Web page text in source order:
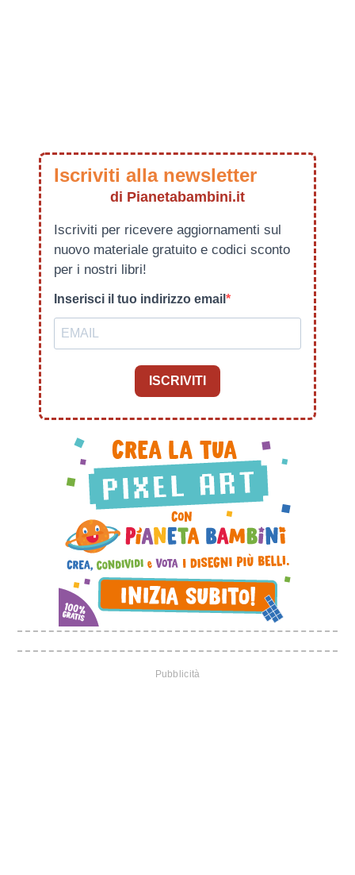
Iscriviti alla newsletter
di Pianetabambini.it
Iscriviti per ricevere aggiornamenti sul
nuovo materiale gratuito e codici sconto
per i nostri libri!
Inserisci il tuo indirizzo email
ISCRIVITI